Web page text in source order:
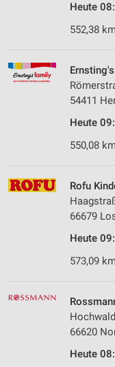
Heute
552,38
54411
Heute
550,08 km
Rofu
66679
Heute
573,09
66620
Heute